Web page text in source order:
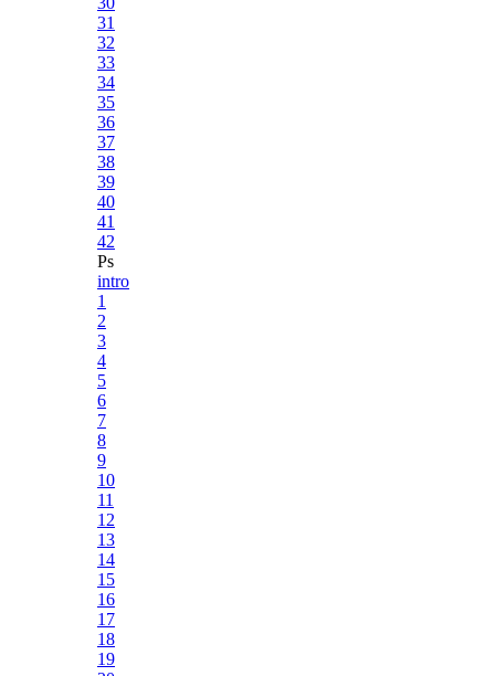
31
32
33
34
35
36
37
38
39
40
41
42
Ps
intro
1
2
3
4
5
6
7
8
9
10
11
12
13
14
15
16
17
18
19